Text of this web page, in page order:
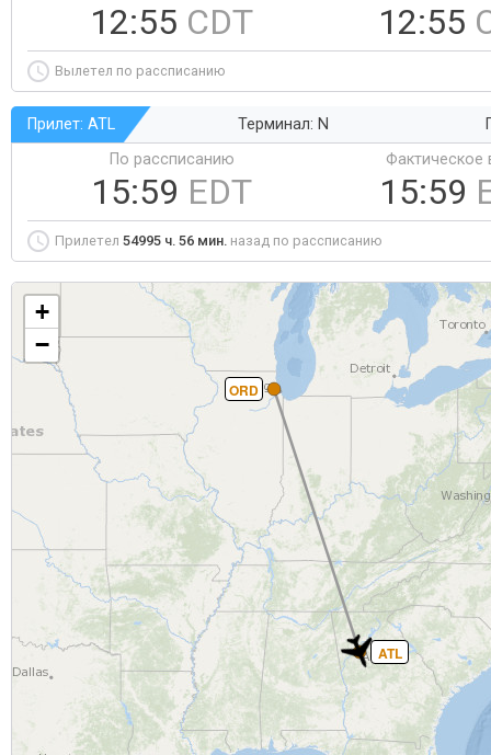
12:55 CDT 12:55
Вылетел по рассписанию
Прилет: ATL Терминал: N
По рассписанию
15:59 EDT
Фактическое
15:59
Прилетел 54995 ч. 56 мин. назад по рассписанию
ORD
ATL
+
−